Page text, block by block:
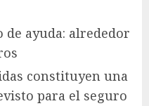
de ayuda: alrededor
constituyen una
para el seguro